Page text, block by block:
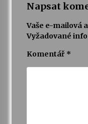
Napsat
Vaše e-mailová
Vyžadované
Komentář *